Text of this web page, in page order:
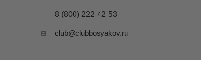
8 (800) 222-42-53
club@clubbosyakov.ru